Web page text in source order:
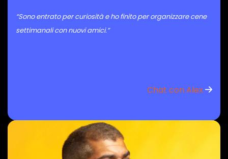
“Sono entrato per curiosità e ho finito per organizzare cene
settimanali con nuovi amici.”
Chat con Alex